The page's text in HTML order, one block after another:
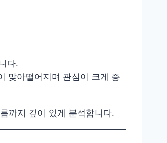
다.
맞아떨어지며 관심이 크게 증
까지 깊이 있게 분석합니다.